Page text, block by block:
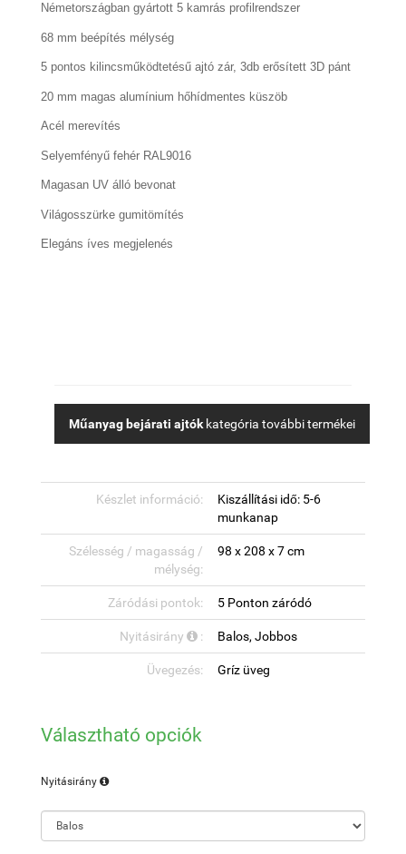
Németországban gyártott 5 kamrás profilrendszer
68 mm beépítés mélység
5 pontos kilincsműködtetésű ajtó zár, 3db erősített 3D pánt
20 mm magas alumínium hőhídmentes küszöb
Acél merevítés
Selyemfényű fehér RAL9016
Magasan UV álló bevonat
Világosszürke gumitömítés
Elegáns íves megjelenés
Műanyag bejárati ajtók kategória további termékei
Készlet információ:
Kiszállítási idő: 5-6
munkanap
Szélesség / magasság /
mélység:
98 x 208 x 7 cm
Záródási pontok: 5 Ponton záródó
Nyitásirány : Balos, Jobbos
Üvegezés: Gríz üveg
Választható opciók
Nyitásirány